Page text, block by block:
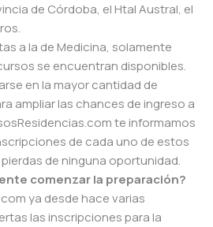
de Córdoba, el Htal Austral, el
a la de Medicina, solamente
se encuentran disponibles.
en la mayor cantidad de
ampliar las chances de ingreso a
te informamos
de cada uno de estos
de ninguna oportunidad.
comenzar la preparación?
ya desde hace varias
las inscripciones para la